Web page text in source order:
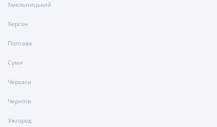
Хмельницький
Херсон
Полтава
Суми
Черкаси
Чернігів
Ужгород